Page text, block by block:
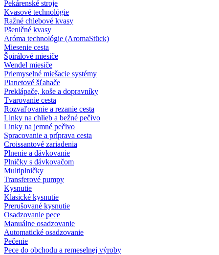
Pekárenské stroje
Kvasové technológie
Ražné chlebové kvasy
Pšeničné kvasy
Aróma technológie (AromaStück)
Miesenie cesta
Špirálové miesiče
Wendel miesiče
Priemyselné miešacie systémy
Planetové šľahače
Preklápače, koše a dopravníky
Tvarovanie cesta
Rozvaľovanie a rezanie cesta
Linky na chlieb a bežné pečivo
Linky na jemné pečivo
Spracovanie a príprava cesta
Croissantové zariadenia
Plnenie a dávkovanie
Plničky s dávkovačom
Multiplničky
Transferové pumpy
Kysnutie
Klasické kysnutie
Prerušované kysnutie
Osadzovanie pece
Manuálne osadzovanie
Automatické osadzovanie
Pečenie
Pece do obchodu a remeselnej výroby